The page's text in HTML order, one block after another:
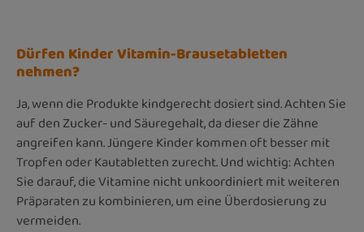
Dürfen Kinder Vitamin-Brausetabletten
nehmen?
Ja, wenn die Produkte kindgerecht dosiert sind. Achten Sie
auf den Zucker- und Säuregehalt, da dieser die Zähne
angreifen kann. Jüngere Kinder kommen oft besser mit
Tropfen oder Kautabletten zurecht. Und wichtig: Achten
Sie darauf, die Vitamine nicht unkoordiniert mit weiteren
Präparaten zu kombinieren, um eine Überdosierung zu
vermeiden.